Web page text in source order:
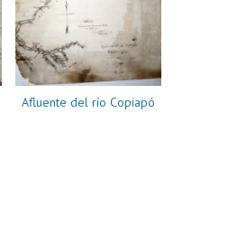
Afluente del río Copiapó